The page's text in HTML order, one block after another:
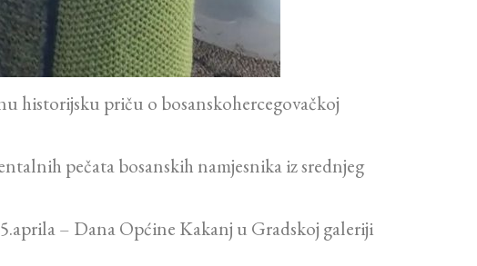
historijsku priču o bosanskohercegovačkoj
pečata bosanskih namjesnika iz srednjeg
– Dana Općine Kakanj u Gradskoj galeriji